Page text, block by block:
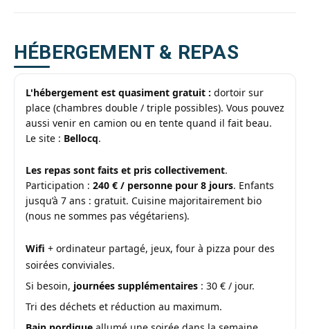
carré
soit
7m
diamétre
les
yourtes
les
chères
de
Voir
Solutions
bois
prêtes
monter
Voir les
planchers
HÉBERGEMENT & REPAS
L'hébergement est quasiment gratuit : dortoir sur
place (chambres double / triple possibles). Vous pouvez
aussi venir en camion ou en tente quand il fait beau.
Le site : Bellocq.
Les repas sont faits et pris collectivement.
Participation : 240 € / personne pour 8 jours. Enfants
jusqu’à 7 ans : gratuit. Cuisine majoritairement bio
(nous ne sommes pas végétariens).
Wifi + ordinateur partagé, jeux, four à pizza pour des
soirées conviviales.
Si besoin, journées supplémentaires : 30 € / jour.
Tri des déchets et réduction au maximum.